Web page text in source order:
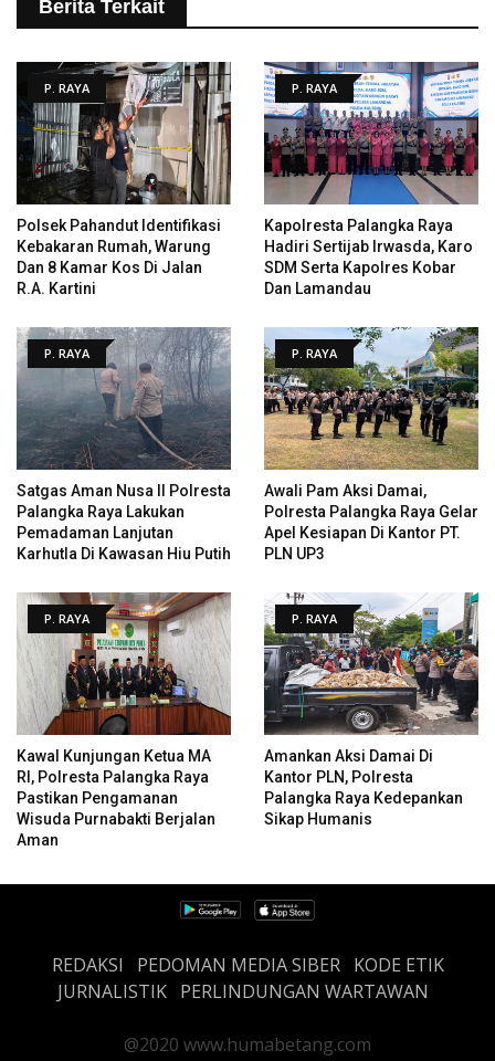
Berita Terkait
P. RAYA
Polsek Pahandut Identifikasi
Kebakaran Rumah, Warung
Dan 8 Kamar Kos Di Jalan
R.A. Kartini
P. RAYA
Kapolresta Palangka Raya
Hadiri Sertijab Irwasda, Karo
SDM Serta Kapolres Kobar
Dan Lamandau
P. RAYA
Satgas Aman Nusa II Polresta
Palangka Raya Lakukan
Pemadaman Lanjutan
Karhutla Di Kawasan Hiu Putih
P. RAYA
Awali Pam Aksi Damai,
Polresta Palangka Raya Gelar
Apel Kesiapan Di Kantor PT.
PLN UP3
P. RAYA
Kawal Kunjungan Ketua MA
RI, Polresta Palangka Raya
Pastikan Pengamanan
Wisuda Purnabakti Berjalan
Aman
P. RAYA
Amankan Aksi Damai Di
Kantor PLN, Polresta
Palangka Raya Kedepankan
Sikap Humanis
REDAKSI PEDOMAN MEDIA SIBER
KODE ETIK
JURNALISTIK PERLINDUNGAN WARTAWAN
@2020 www.humabetang.com